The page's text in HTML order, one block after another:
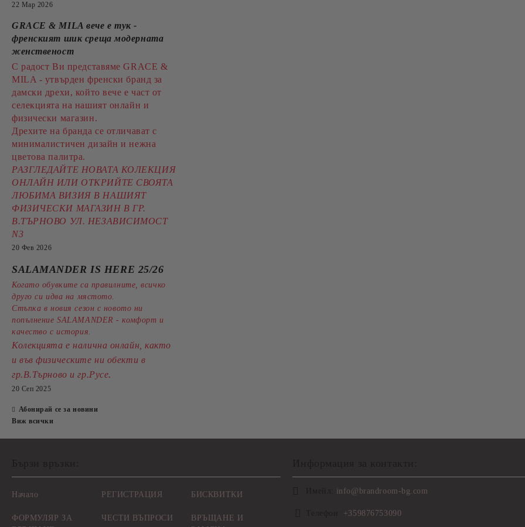
22 Мар 2026
GRACE & MILA вече е тук -
френският шик среща модерната
женственост
С радост Ви представяме GRACE &
MILA - утвърден френски бранд за
дамски дрехи, който вече е част от
селекцията на нашият онлайн и
физически магазин.
Дрехите на бранда се отличават с
минималистичен дизайн и нежна
цветова палитра.
РАЗГЛЕДАЙТЕ НОВАТА КОЛЕКЦИЯ
ОНЛАЙН ИЛИ ОТКРИЙТЕ СВОЯТА
ЛЮБИМА ВИЗИЯ В НАШИЯТ
ФИЗИЧЕСКИ МАГАЗИН В ГР.
В.ТЪРНОВО УЛ. НЕЗАВИСИМОСТ
N3
20 Фев 2026
SALAMANDER IS HERE 25/26
Когато обувките са правилните, всичко
друго си идва на мястото.
Стъпка в новия сезон с новото ни
попълнение SALAMANDER - комфорт и
качество с история.
Колекцията е налична онлайн, както
и във физическите ни обекти в
гр.В.Търново и гр.Русе.
20 Сеп 2025
Абонирай се за новини
Виж всички
Начало
ФОРМУЛЯР ЗА
РЕГИСТРАЦИЯ
ЧЕСТИ ВЪПРОСИ
БИСКВИТКИ
ВРЪЩАНЕ И
info@brandroom-bg.com
+359876753090